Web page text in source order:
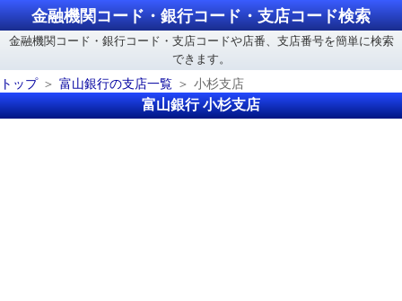
金融機関コード・銀行コード・支店コード検索
金融機関コード・銀行コード・支店コードや店番、支店番号を簡単に検索
できます。
トップ
富山銀行の支店一覧 小杉支店
富山銀行 小杉支店